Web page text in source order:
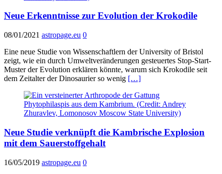
Neue Erkenntnisse zur Evolution der Krokodile
08/01/2021 astropage.eu 0
Eine neue Studie von Wissenschaftlern der University of Bristol
zeigt, wie ein durch Umweltveränderungen gesteuertes Stop-Start-
Muster der Evolution erklären könnte, warum sich Krokodile seit
dem Zeitalter der Dinosaurier so wenig […]
Neue Studie verknüpft die Kambrische Explosion
mit dem Sauerstoffgehalt
16/05/2019 astropage.eu 0